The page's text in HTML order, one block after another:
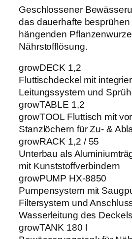
€
a
e
r
o
o
n
i
c
1
.
2
M
e
n
g
e
Geschlossener
das dauerhafte besprühen
hängenden
Nährstofflösung.
growDECK 1,2
Fluttischdeckel mit
Leitungssystem und
growTABLE 1,2
growTOOL Fluttisch mit
Stanzlöchern für Zu- &
growRACK 1,2 / 55
Unterbau als
mit Kunststoffverbindern
growPUMP HX-8850
Pumpensystem mit
Filtersystem und
Wasserleitung des Deckels
growTANK 180 l